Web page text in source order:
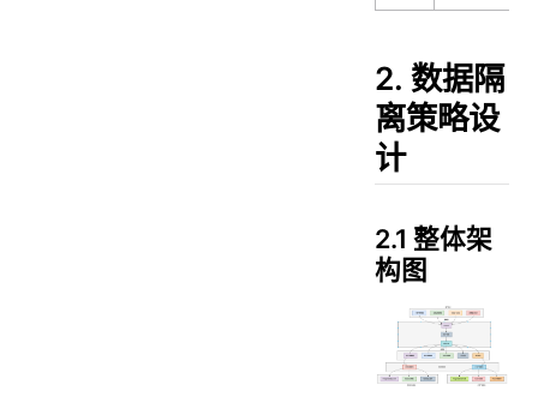
2. 数据隔
离策略设
计
2.1 整体架
构图